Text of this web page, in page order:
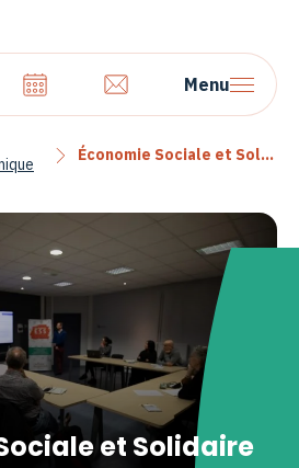
Menu
Économie Sociale et Solidaire
et Solidaire